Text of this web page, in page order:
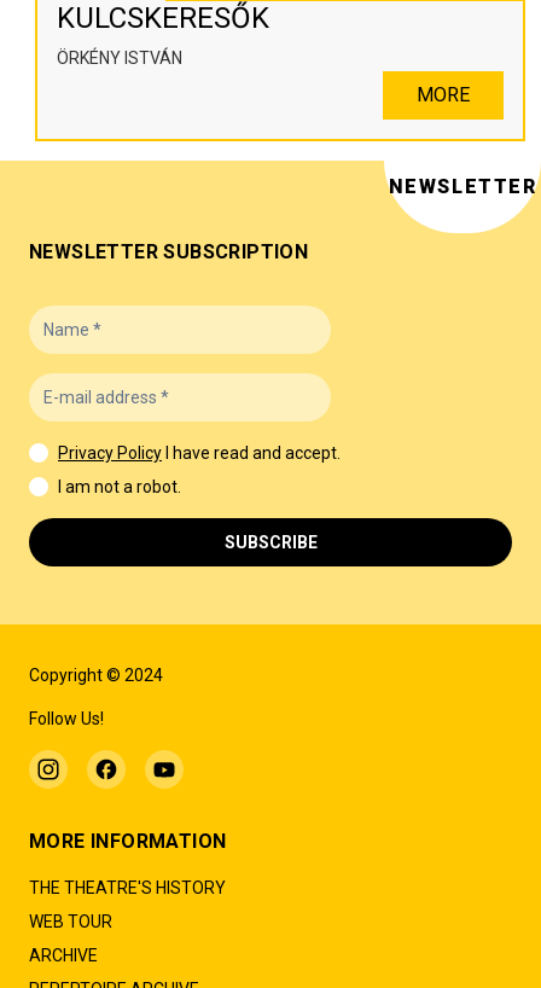
KULCSKERESŐK
ÖRKÉNY ISTVÁN
MORE
Copyright © 2024
Follow Us!
MORE INFORMATION
THE THEATRE'S HISTORY
WEB TOUR
ARCHIVE
NEWSLETTER
NEWSLETTER SUBSCRIPTION
Privacy Policy
I have read and accept.
I am not a robot.
SUBSCRIBE